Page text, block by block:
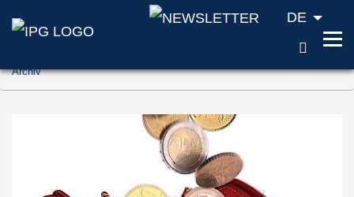
Zum Inhalt springen (Accesskey '1')
Zur Suche springen (Accesskey '2')
Zur Navigation springen (Accesskey '3')
DE
Archiv